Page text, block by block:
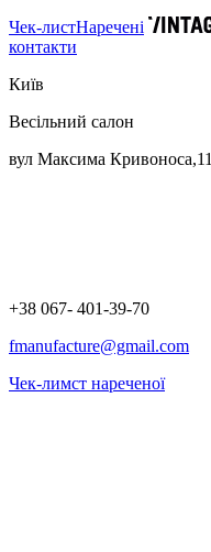
Чек-листНаречені
контакти
Київ
Весільний салон
вул Максима Кривоноса,11
+38 067- 401-39-70
fmanufacture@gmail.com
Чек-лимст нареченої